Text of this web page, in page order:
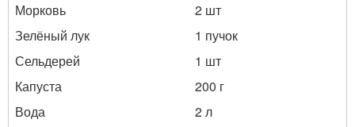
Морковь
2 шт
Зелёный лук
1 пучок
Сельдерей
1 шт
Капуста
200 г
Вода
2 л